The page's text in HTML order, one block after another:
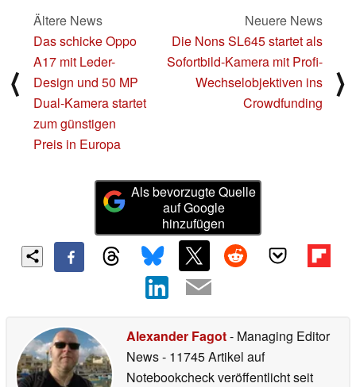
⟨
Ältere News
Das schicke Oppo
A17 mit Leder-
Design und 50 MP
Dual-Kamera startet
zum günstigen
Preis in Europa
Neuere News
Die Nons SL645 startet als
Sofortbild-Kamera mit Profi-
Wechselobjektiven ins
Crowdfunding
⟩
Als bevorzugte Quelle
auf Google
hinzufügen
Alexander Fagot- Managing Editor
News- 11745 Artikel auf
Notebookcheck veröffentlichtseit